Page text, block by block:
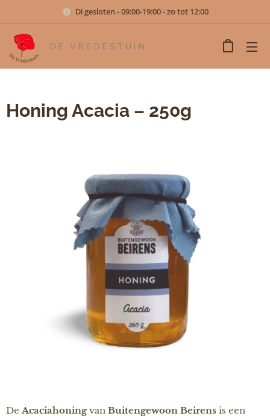
Di gesloten - 09:00-19:00 - zo tot 12:00
DE VREDESTUIN
Honing Acacia – 250g
DeAcaciahoningvan Buitengewoon Beirens is een